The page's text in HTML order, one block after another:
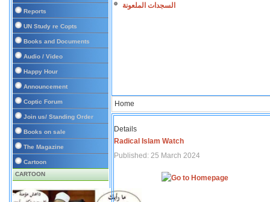
Reports
UN Study re Copts
Books and Documents
Audio / Video
Happy Hour
Announcement
Coptic Forum
Join us/ Standing Order
Books on sale
The Magazine
Cartoon
CARTOON
السجدات الملعونة
Home
Details
Radical Islam Watch
Published: 25 March 2024